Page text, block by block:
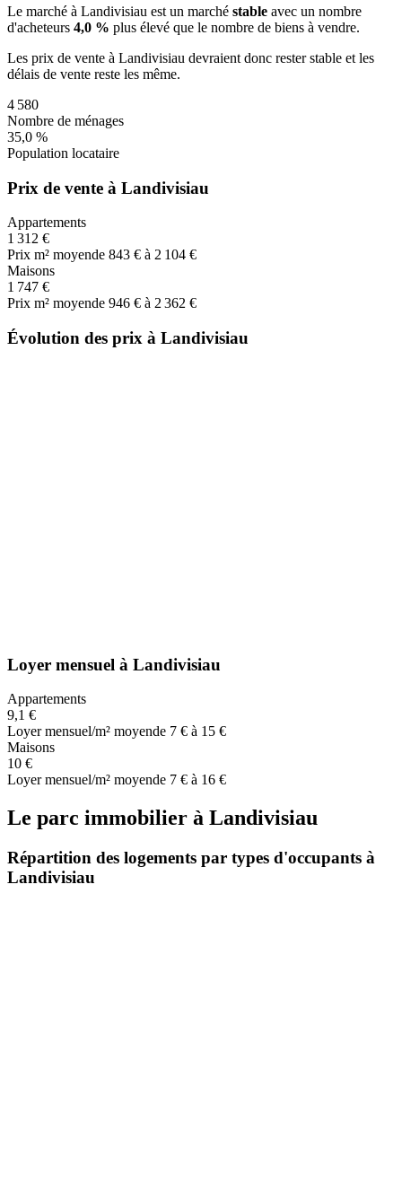
Le marché à Landivisiau est un marché stable avec un nombre
d'acheteurs 4,0 % plus élevé que le nombre de biens à vendre.
Les prix de vente à Landivisiau devraient donc rester stable et les
délais de vente reste les même.
4 580
Nombre de ménages
35,0 %
Population locataire
Prix de vente à Landivisiau
Appartements
1 312 €
Prix m² moyende 843 € à 2 104 €
Maisons
1 747 €
Prix m² moyende 946 € à 2 362 €
Évolution des prix à Landivisiau
Loyer mensuel à Landivisiau
Appartements
9,1 €
Loyer mensuel/m² moyende 7 € à 15 €
Maisons
10 €
Loyer mensuel/m² moyende 7 € à 16 €
Le parc immobilier à Landivisiau
Répartition des logements par types d'occupants à
Landivisiau